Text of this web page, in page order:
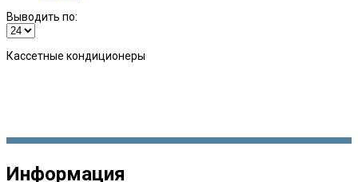
Выводить по:
Кассетные кондиционеры
Информация